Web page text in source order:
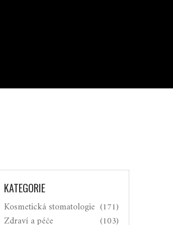
KATEGORIE
Kosmetická stomatologie (171)
Zdraví a péče (103)